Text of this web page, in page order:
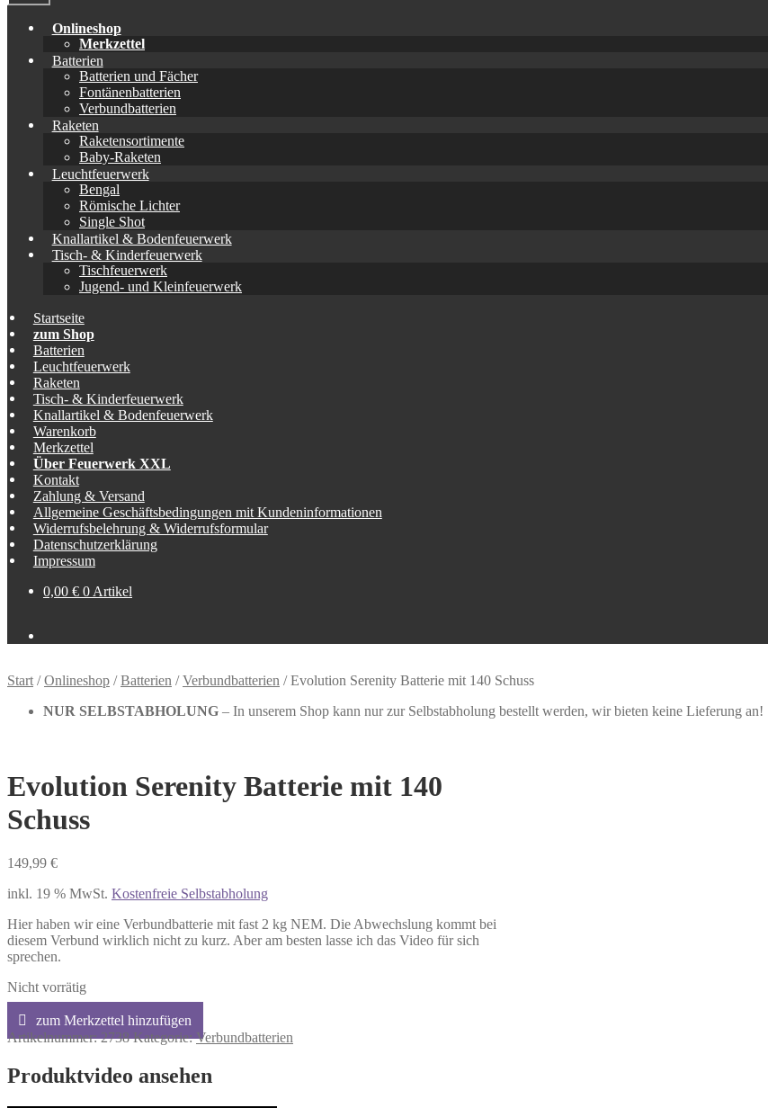
Onlineshop
Merkzettel
Batterien
Batterien und Fächer
Fontänenbatterien
Verbundbatterien
Raketen
Raketensortimente
Baby-Raketen
Leuchtfeuerwerk
Bengal
Römische Lichter
Single Shot
Knallartikel & Bodenfeuerwerk
Tisch- & Kinderfeuerwerk
Tischfeuerwerk
Jugend- und Kleinfeuerwerk
Startseite
zum Shop
Batterien
Leuchtfeuerwerk
Raketen
Tisch- & Kinderfeuerwerk
Knallartikel & Bodenfeuerwerk
Warenkorb
Merkzettel
Über Feuerwerk XXL
Kontakt
Zahlung & Versand
Allgemeine Geschäftsbedingungen mit Kundeninformationen
Widerrufsbelehrung & Widerrufsformular
Datenschutzerklärung
Impressum
0,00 € 0 Artikel
Start /Onlineshop /Batterien /Verbundbatterien /Evolution Serenity Batterie mit 140 Schuss
NUR SELBSTABHOLUNG – In unserem Shop kann nur zur Selbstabholung bestellt werden, wir bieten keine Lieferung an!
Evolution Serenity Batterie mit 140
Schuss
149,99 €
inkl. 19 % MwSt. Kostenfreie Selbstabholung
Hier haben wir eine Verbundbatterie mit fast 2 kg NEM. Die Abwechslung kommt bei
diesem Verbund wirklich nicht zu kurz. Aber am besten lasse ich das Video für sich
sprechen.
Nicht vorrätig
Artikelnummer:2738 Kategorie:Verbundbatterien
Produktvideo ansehen